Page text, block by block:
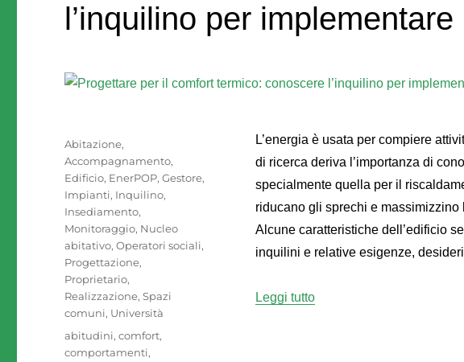
l’inquilino per implementare
L’energia è usata per compiere
di ricerca deriva l’importanza di
specialmente quella per il
riducano gli sprechi e
Alcune caratteristiche dell’edificio
inquilini e relative esigenze,
Leggi tutto“Progettare per il comfort
Autore
Pubblicato
il
Categorie
Abitazione,
Accompagnamento,
Edificio, EnerPOP,Gestore,
Impianti, Inquilino,
Insediamento,
Monitoraggio, Nucleo
abitativo,Operatori sociali,
Progettazione,
Proprietario,
Realizzazione,Spazi
comuni, Università
Tag
abitudini,comfort,
comportamenti,